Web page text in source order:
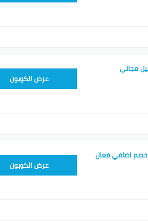
مجاني
GEIDA50عرض الكوبون
كود خصم the chefz خصم اضافي فعال
عرض الكوبون